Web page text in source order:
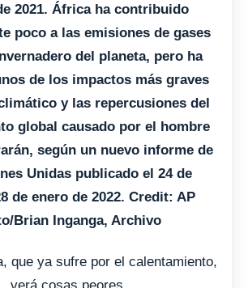
2021. África ha contribuido
poco a las emisiones de gases
del planeta, pero ha
de los impactos más graves
y las repercusiones del
global causado por el hombre
según un nuevo informe de
Unidas publicado el 24 de
de enero de 2022. Credit: AP
Brian Inganga, Archivo